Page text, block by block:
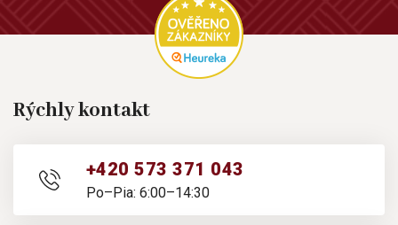
Rýchly kontakt
+420 573 371 043
Po–Pia: 6:00–14:30